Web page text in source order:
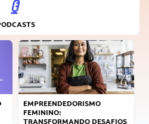
EMPREENDEDORISMO
FEMININO:
TRANSFORMANDO DESAFIOS